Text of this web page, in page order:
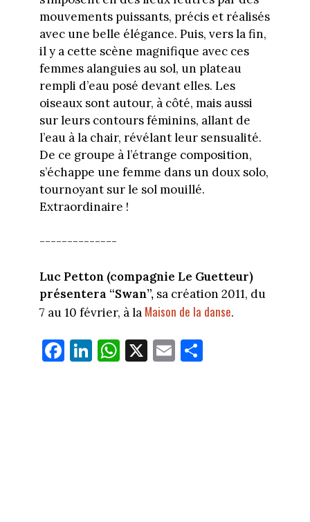
mouvements puissants, précis et réalisés
avec une belle élégance. Puis, vers la fin,
il y a cette scène magnifique avec ces
femmes alanguies au sol, un plateau
rempli d’eau posé devant elles. Les
oiseaux sont autour, à côté, mais aussi
sur leurs contours féminins, allant de
l’eau à la chair, révélant leur sensualité.
De ce groupe à l’étrange composition,
s’échappe une femme dans un doux solo,
tournoyant sur le sol mouillé.
Extraordinaire !
--------------
Luc Petton (compagnie Le Guetteur)
présentera “Swan”,sa création 2011, du
7 au 10 février, à la Maison de la danse.
Fa
ce
Li
nk
W
ha
X E
m
Pa
rt